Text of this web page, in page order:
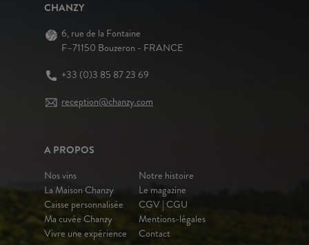
CHANZY
6, rue de la Fontaine
F–71150 Bouzeron - FRANCE
+33 (0)3 85 87 23 69
reception@chanzy.com
A PROPOS
Nos vins
La Maison Chanzy
Caisse personnalisée
Ma cuvée Chanzy
Vivre une expérience
Notre histoire
Le magazine
CGV | CGU
Mentions-légales
Contact